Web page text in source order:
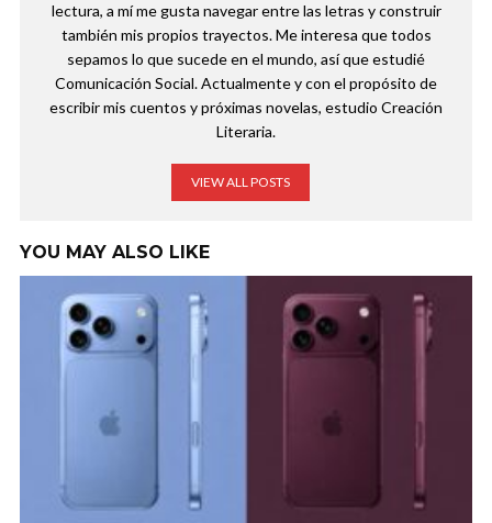
lectura, a mí me gusta navegar entre las letras y construir
también mis propios trayectos. Me interesa que todos
sepamos lo que sucede en el mundo, así que estudié
Comunicación Social. Actualmente y con el propósito de
escribir mis cuentos y próximas novelas, estudio Creación
Literaria.
VIEW ALL POSTS
YOU MAY ALSO LIKE